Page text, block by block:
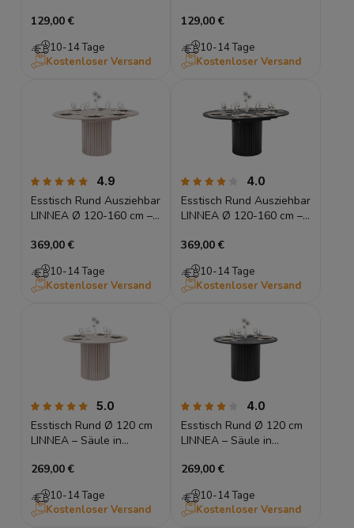
Metallbeine
129,00 €
10-14 Tage
Kostenloser Versand
Metallbeine
129,00 €
10-14 Tage
Kostenloser Versand
4.9
Esstisch Rund Ausziehbar
LINNEA Ø 120-160 cm –
– Kaschmir / Beige
369,00 €
10-14 Tage
Kostenloser Versand
4.0
Esstisch Rund Ausziehbar
LINNEA Ø 120-160 cm –
– Schwarz Matt
369,00 €
10-14 Tage
Kostenloser Versand
5.0
Esstisch Rund Ø 120 cm
LINNEA – Säule in
Kaschmir / Beige
269,00 €
10-14 Tage
Kostenloser Versand
4.0
Esstisch Rund Ø 120 cm
LINNEA – Säule in
Schwarz Matt
269,00 €
10-14 Tage
Kostenloser Versand